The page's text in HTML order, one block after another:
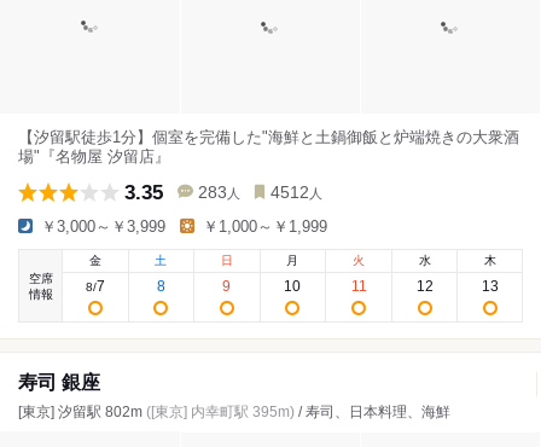
【汐留駅徒歩1分】個室を完備した"海鮮と土鍋御飯と炉端焼きの大衆酒
場"『名物屋 汐留店』
3.35 283 人 4512 人
￥3,000～￥3,999 ￥1,000～￥1,999
空席
情報
金
8/7
土
8
日
9
月
10
火
11
水
12
木
13
寿司 銀座
[東京] 汐留駅 802m ([東京] 内幸町駅 395m) / 寿司、日本料理、海鮮